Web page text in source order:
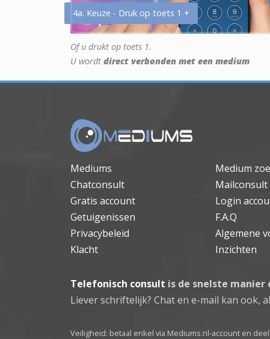
4a. Keuze - Druk op toets 1 +
Of u drukt op toets 1.
U wordt direct verbonden met een medium
Mediums Medium
Chatconsult
Mailconsult
Gratis account
Login
Getuigenissen
F.A.Q
Privacybeleid
Algemene
Klacht
Inzichten
Telefonisch consult is de snelste
Liever schriftelijk? Chat en e-mail kan ook,
Veiligheid: betaal enkel via Mediums.nl-account en